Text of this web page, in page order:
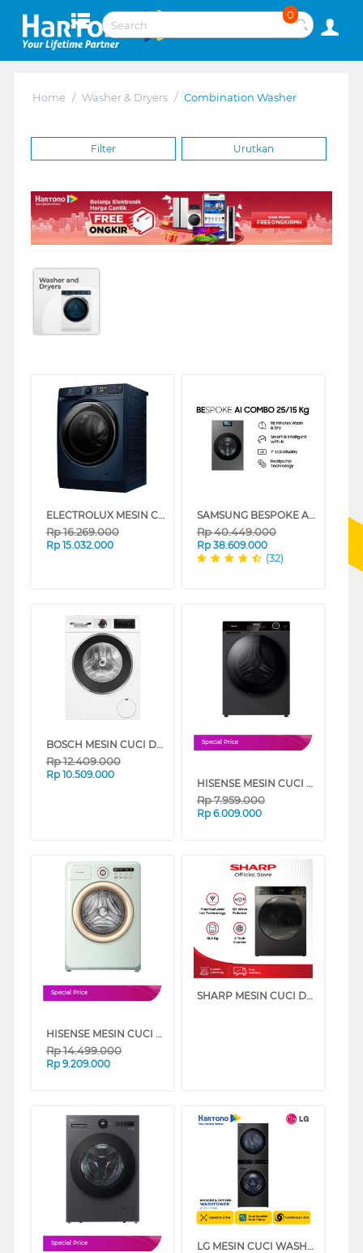
0
Home / Washer & Dryers / Combination Washer
Filter Urutkan
ELECTROLUX MESIN CUCI DAN DRYER PENGERING WASHER AND DRYERS 11 KG EWW1143R7MC
Rp16.269.000
Rp 15.032.000
SAMSUNG BESPOKE AI COMBO MESIN CUCI DAN DRYER PENGERING WASHER AND DRYERS 25 KG WD25DB8995BZSE
Rp40.449.000
Rp 38.609.000
(32)
BOSCH MESIN CUCI DAN DRYER PENGERING WASHER AND DRYERS 10.5 KG WNA264U9ID
Rp12.409.000
Rp 10.509.000
Special Price
HISENSE MESIN CUCI FRONT LOADING WASHER AND DRYER 10.5 KG WD105M3
Rp7.959.000
Rp 6.009.000
Special Price
HISENSE MESIN CUCI DAN PENGERING WASHER AND DRYER 10.5 KG ROMAN HOLIDAY WD105R5
Rp14.499.000
Rp 9.209.000
SHARP MESIN CUCI DAN DRYER PENGERING WASHER AND DRYERS 10.5 KG ESFL1410DPX
Special Price LG MESIN CUCI WASHER AND DRYERS 21 KG WASHTOWER WT2117NHB